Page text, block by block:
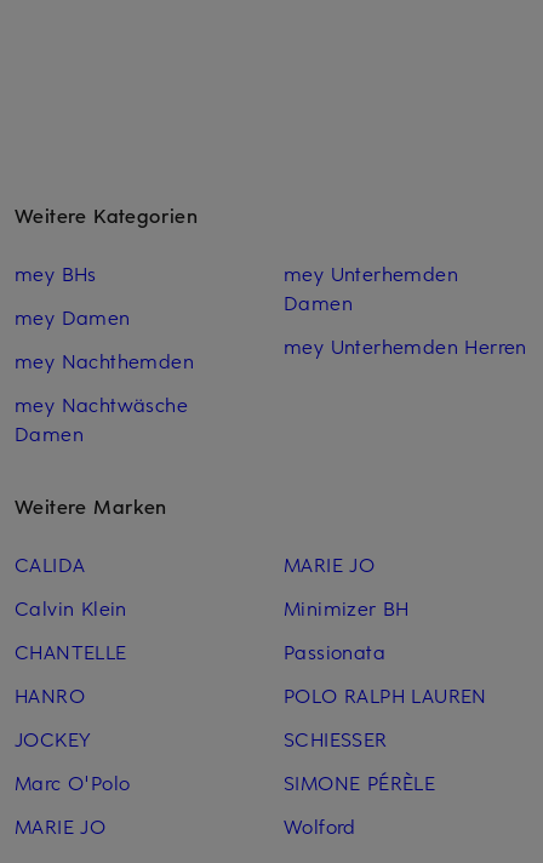
Weitere Kategorien
mey BHs
mey Damen
mey Nachthemden
mey Nachtwäsche
Damen
mey Unterhemden
Damen
mey Unterhemden Herren
Weitere Marken
CALIDA
Calvin Klein
CHANTELLE
HANRO
JOCKEY
Marc O'Polo
MARIE JO
MARIE JO
Minimizer BH
Passionata
POLO RALPH LAUREN
SCHIESSER
SIMONE PÉRÈLE
Wolford